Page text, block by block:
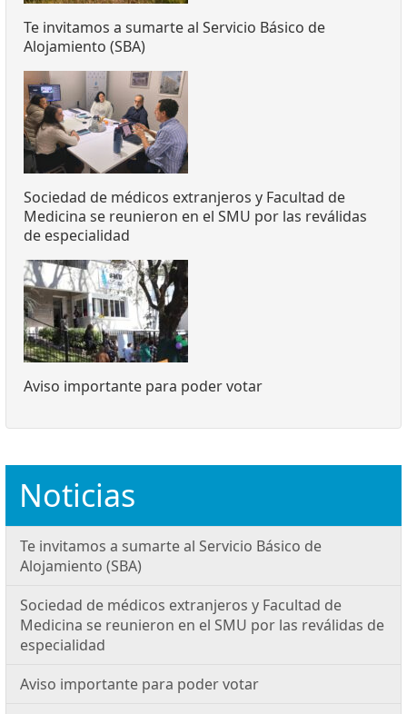
Te invitamos a sumarte al Servicio Básico de
Alojamiento (SBA)
Sociedad de médicos extranjeros y Facultad de
Medicina se reunieron en el SMU por las reválidas
de especialidad
Aviso importante para poder votar
Noticias
Te invitamos a sumarte al Servicio Básico de
Alojamiento (SBA)
Sociedad de médicos extranjeros y Facultad de
Medicina se reunieron en el SMU por las reválidas de
especialidad
Aviso importante para poder votar